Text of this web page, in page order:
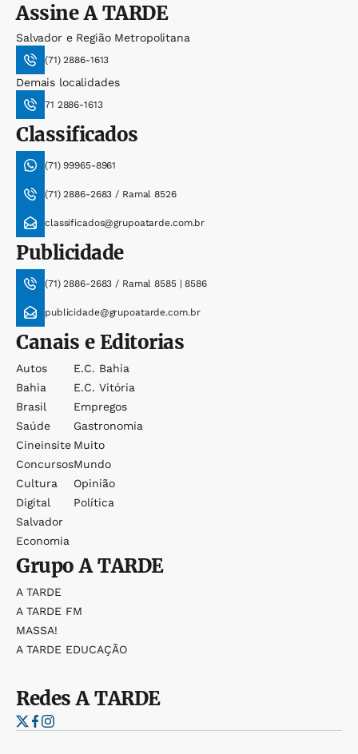
AssineA TARDE
Salvador e Região Metropolitana
(71) 2886-1613
Demais localidades
71 2886-1613
Classificados
(71) 99965-8961
(71) 2886-2683 / Ramal 8526
classificados@grupoatarde.com.br
Publicidade
(71) 2886-2683 / Ramal 8585 | 8586
publicidade@grupoatarde.com.br
Canais e Editorias
Autos
Bahia
Brasil
Saúde
Cineinsite
Concursos
Cultura
Digital
Salvador
Economia
E.c. Bahia
E.c. Vitória
Empregos
Gastronomia
Muito
Mundo
Opinião
Política
GrupoA TARDE
A TARDE
A TARDE FM
MASSA!
A TARDE EDUCAÇÃO
RedesA TARDE